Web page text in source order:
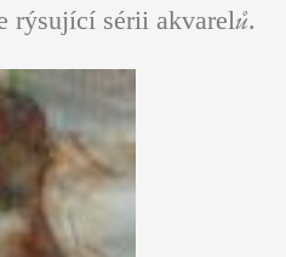
rýsující sérii akvarelů.